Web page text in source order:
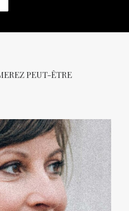
PEUT-ÊTRE